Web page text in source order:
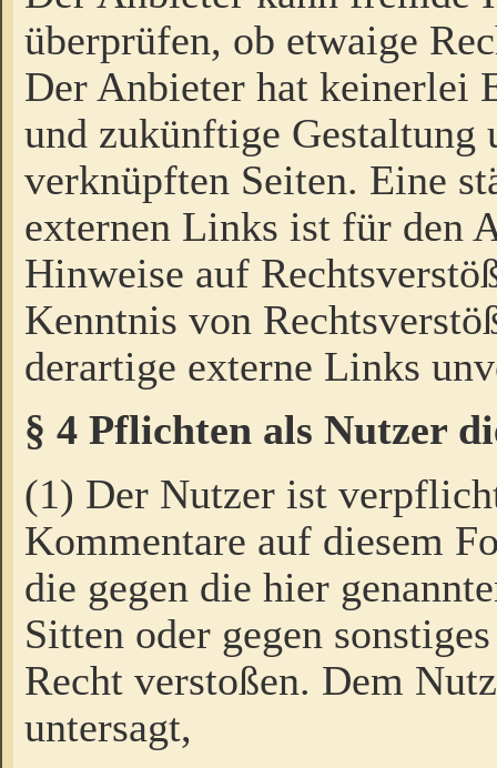
überprüfen, ob etwaige
Der Anbieter hat keinerlei
und zukünftige Gestaltung
verknüpften Seiten. Eine
externen Links ist für den
Hinweise auf
Kenntnis von
derartige externe Links
§ 4 Pflichten als Nutzer
(1) Der Nutzer ist
Kommentare auf diesem
die gegen die hier
Sitten oder gegen
Recht verstoßen. Dem
untersagt,